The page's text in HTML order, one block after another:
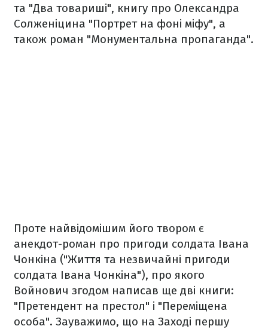
та "Два товариші", книгу про Олександра
Солженіцина "Портрет на фоні міфу", а
також роман "Монументальна пропаганда".
Проте найвідомішим його твором є
анекдот-роман про пригоди солдата Івана
Чонкіна ("Життя та незвичайні пригоди
солдата Івана Чонкіна"), про якого
Войнович згодом написав ще дві книги:
"Претендент на престол" і "Переміщена
особа". Зауважимо, що на Заході першу